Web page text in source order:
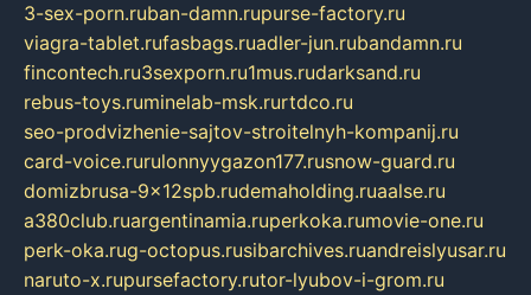
3-sex-porn.ruban-damn.rupurse-factory.ru
viagra-tablet.rufasbags.ruadler-jun.rubandamn.ru
fincontech.ru3sexporn.ru1mus.rudarksand.ru
rebus-toys.ruminelab-msk.rurtdco.ru
seo-prodvizhenie-sajtov-stroitelnyh-kompanij.ru
card-voice.rurulonnyygazon177.rusnow-guard.ru
domizbrusa-9x12spb.rudemaholding.ruaalse.ru
a380club.ruargentinamia.ruperkoka.rumovie-one.ru
perk-oka.rug-octopus.rusibarchives.ruandreislyusar.ru
naruto-x.rupursefactory.rutor-lyubov-i-grom.ru